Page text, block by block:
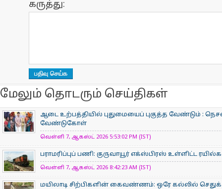
கருத்து:
மேலும் தொடரும் செய்திகள்
ஆடை உற்பத்தியில் புதுமையைப் புகுத்த வேண்டும் :
வேண்டுகோள்
வெள்ளி 7, ஆகஸ்ட் 2026 5:53:02 PM (IST)
பராமரிப்புப் பணி: குருவாயூர் எக்ஸ்பிரஸ் உள்ளிட்ட
வெள்ளி 7, ஆகஸ்ட் 2026 8:42:23 AM (IST)
மயிலாடி சிற்பிகளின் கைவண்ணம்: ஒரே கல்லில்